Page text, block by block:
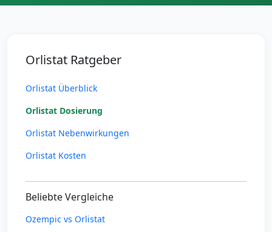
Orlistat Ratgeber
Orlistat Überblick
Orlistat Dosierung
Orlistat Nebenwirkungen
Orlistat Kosten
Beliebte Vergleiche
Ozempic vs Orlistat